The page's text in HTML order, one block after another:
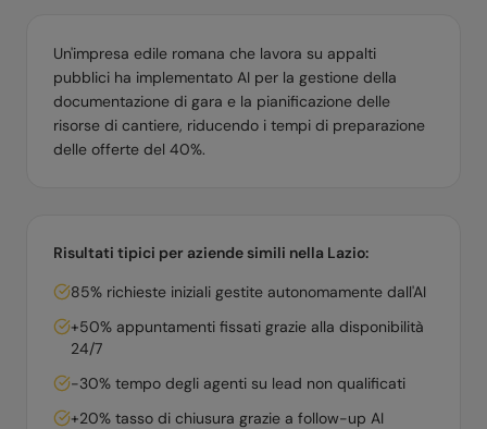
Un'impresa edile romana che lavora su appalti
pubblici ha implementato AI per la gestione della
documentazione di gara e la pianificazione delle
risorse di cantiere, riducendo i tempi di preparazione
delle offerte del 40%.
Risultati tipici per aziende simili nella Lazio:
85% richieste iniziali gestite autonomamente dall'AI
+50% appuntamenti fissati grazie alla disponibilità
24/7
-30% tempo degli agenti su lead non qualificati
+20% tasso di chiusura grazie a follow-up AI